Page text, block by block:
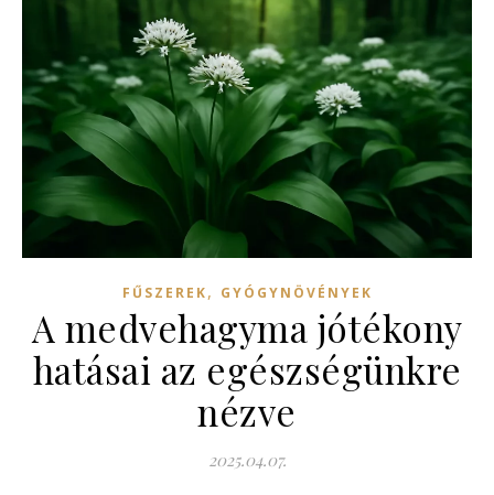
FŰSZEREK, GYÓGYNÖVÉNYEK
A medvehagyma jótékony
hatásai az egészségünkre
nézve
2025.04.07.